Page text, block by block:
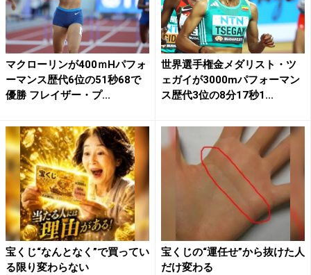
マクローリンが400ｍHパフォ
ーマンス歴代6位の51秒68で
優勝 フレイザー・プ...
世界選手権金メダリスト・ツ
ェガイが3000mパフォーマン
ス歴代3位の8分17秒1...
宝くじ“なんとなく”で買ってい
る限り変わらない
宝くじの“運任せ”から抜けた人
だけ変わる